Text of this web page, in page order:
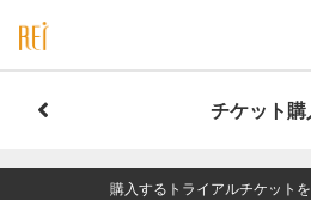
チケット購
購入するトライアルチケット